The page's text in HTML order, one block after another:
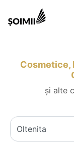
Cosmetice,
și alte